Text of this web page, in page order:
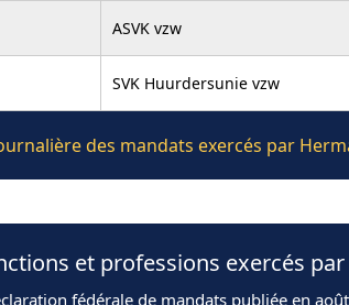
ASVK vzw
SVK Huurdersunie vzw
des mandats exercés par
et professions exercés
fédérale de mandats publiée en